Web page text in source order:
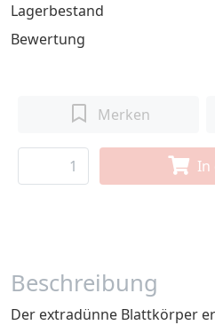
Lagerbestand
Bewertung
Merken
In
Beschreibung
Der extradünne Blattkörper